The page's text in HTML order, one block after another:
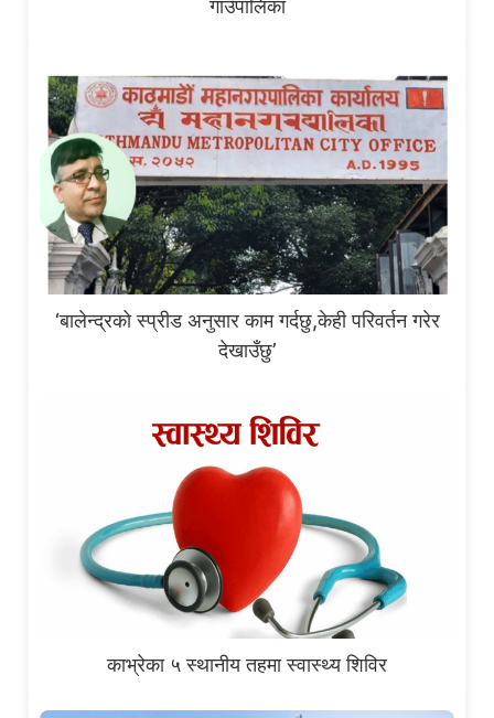
गाउँपालिका
‘बालेन्द्रको स्प्रीड अनुसार काम गर्दछु,केही परिवर्तन गरेर
देखाउँछु’
काभ्रेका ५ स्थानीय तहमा स्वास्थ्य शिविर